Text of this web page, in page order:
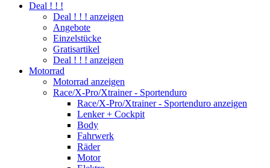
Deal ! ! !
Deal ! ! ! anzeigen
Angebote
Einzelstücke
Gratisartikel
Deal ! ! ! anzeigen
Motorrad
Motorrad anzeigen
Race/X-Pro/Xtrainer - Sportenduro
Race/X-Pro/Xtrainer - Sportenduro anzeigen
Lenker + Cockpit
Body
Fahrwerk
Räder
Motor